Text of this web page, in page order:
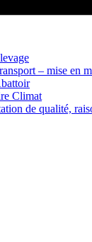
– mise en
Climat
de qualité,